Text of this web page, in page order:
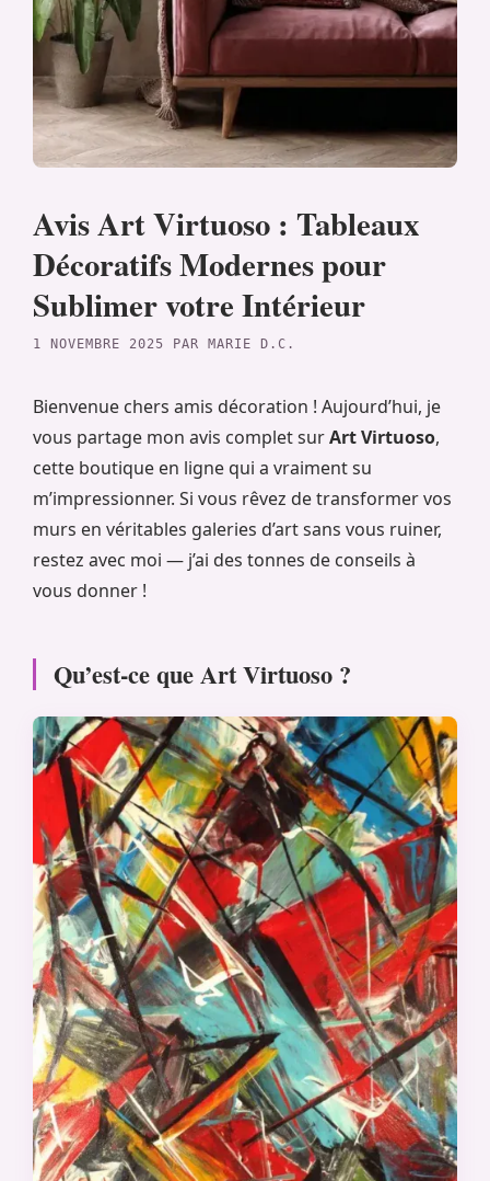
Avis Art Virtuoso : Tableaux
Décoratifs Modernes pour
Sublimer votre Intérieur
1 NOVEMBRE 2025 PAR MARIE D.C.
Bienvenue chers amis décoration ! Aujourd’hui, je
vous partage mon avis complet surArt Virtuoso,
cette boutique en ligne qui a vraiment su
m’impressionner. Si vous rêvez de transformer vos
murs en véritables galeries d’art sans vous ruiner,
restez avec moi — j’ai des tonnes de conseils à
vous donner !
Qu’est-ce que Art Virtuoso ?